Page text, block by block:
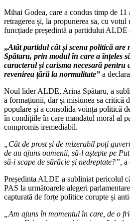
Mihai Godea, care a condus timp de
retragerea și, la propunerea sa, cu
funcțiade președintă a partidului ALDE
„Atât partidul cât și scena politică
Spătaru, prin modul în care a înțeles
caracterul și carisma necesară pentru
revenirea țării la normalitate” a
Noul lider ALDE, Arina Spătaru, a
a formațiunii, dar și misiunea sa critică
populare și a consolida voința politică
în condițiile în care mandatul moral al
compromis iremediabil.
„Cât de prost și de mizerabil poți
de au ajuns oamenii, să-l aștepte pe
să-i scape de sărăcie și nedreptate?”, a
Președinta ALDE a subliniat pericolul
PAS la următoarele alegeri
capturată de forțe politice corupte și
„Am ajuns în momentul în care, de o